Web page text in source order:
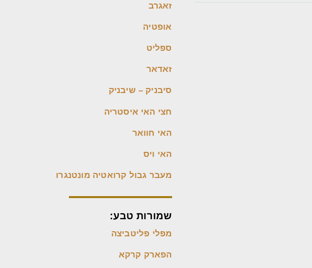
זאגרב
אופטיה
ספליט
זאדאר
סיבניק – שיבניק
חצי האי איסטריה
האי חוואר
האי ויס
מעבר גבול קרואטיה מונטנגרו
שמורות טבע:
מפלי פליטביצה
הפארק קרקא